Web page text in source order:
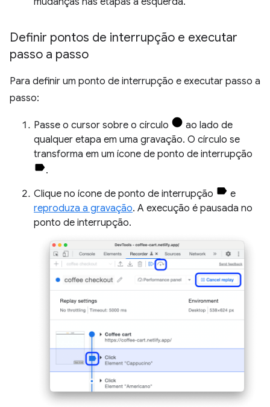
Definir pontos de interrupção e executar
passo a passo
Para definir um ponto de interrupção e executar passo a
passo:
Passe o cursor sobre o círculo
ao lado de
qualquer etapa em uma gravação. O círculo se
transforma em um ícone de ponto de interrupção
.
Clique no ícone de ponto de interrupção
e
reproduza a gravação. A execução é pausada no
ponto de interrupção.